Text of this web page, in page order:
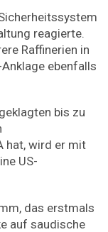
reagierte.
Raffinerien in
ebenfalls
bis zu
hat, wird er mit
US-
das erstmals
auf saudische